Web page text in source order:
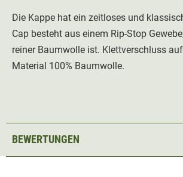
Die Kappe hat ein zeitloses und
Cap besteht aus einem Rip-Stop
reiner Baumwolle ist. Klettverschluss
Material 100% Baumwolle.
BEWERTUNGEN